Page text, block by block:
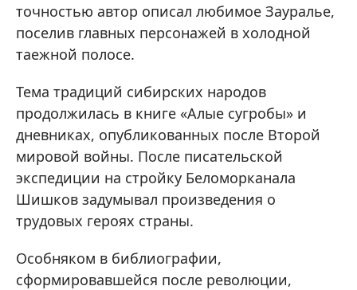
точностью автор описал любимое Зауралье,
поселив главных персонажей в холодной
таежной полосе.
Тема традиций сибирских народов
продолжилась в книге «Алые сугробы» и
дневниках, опубликованных после Второй
мировой войны. После писательской
экспедиции на стройку Беломорканала
Шишков задумывал произведения о
трудовых героях страны.
Особняком в библиографии,
сформировавшейся после революции,